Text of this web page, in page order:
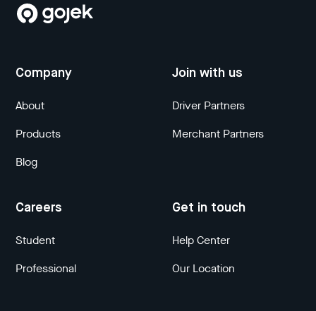
Company
About
Products
Blog
Join with us
Driver Partners
Merchant Partners
Careers
Student
Professional
Get in touch
Help Center
Our Location